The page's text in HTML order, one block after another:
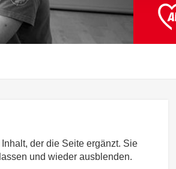
der die Seite ergänzt. Sie
und wieder ausblenden.